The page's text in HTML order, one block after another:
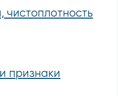
чистоплотность
признаки